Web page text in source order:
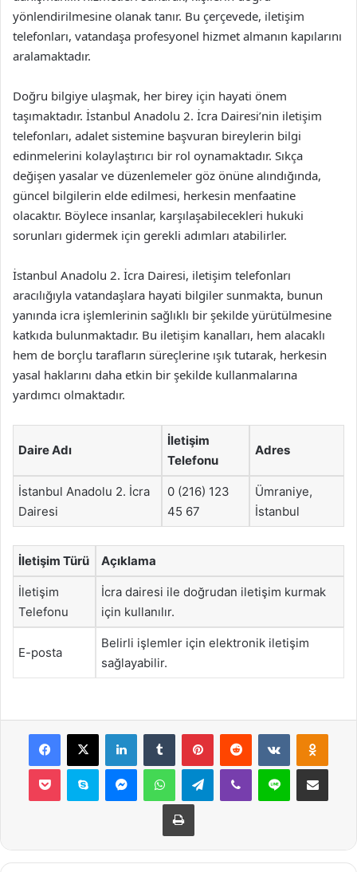
yönlendirilmesine olanak tanır. Bu çerçevede, iletişim
telefonları, vatandaşa profesyonel hizmet almanın kapılarını
aralamaktadır.
Doğru bilgiye ulaşmak, her birey için hayati önem
taşımaktadır. İstanbul Anadolu 2. İcra Dairesi’nin iletişim
telefonları, adalet sistemine başvuran bireylerin bilgi
edinmelerini kolaylaştırıcı bir rol oynamaktadır. Sıkça
değişen yasalar ve düzenlemeler göz önüne alındığında,
güncel bilgilerin elde edilmesi, herkesin menfaatine
olacaktır. Böylece insanlar, karşılaşabilecekleri hukuki
sorunları gidermek için gerekli adımları atabilirler.
İstanbul Anadolu 2. İcra Dairesi, iletişim telefonları
aracılığıyla vatandaşlara hayati bilgiler sunmakta, bunun
yanında icra işlemlerinin sağlıklı bir şekilde yürütülmesine
katkıda bulunmaktadır. Bu iletişim kanalları, hem alacaklı
hem de borçlu tarafların süreçlerine ışık tutarak, herkesin
yasal haklarını daha etkin bir şekilde kullanmalarına
yardımcı olmaktadır.
Daire Adı
İletişim
Telefonu
Adres
İstanbul Anadolu 2. İcra
Dairesi
0 (216) 123
45 67
Ümraniye,
İstanbul
İletişim Türü Açıklama
İletişim
Telefonu
İcra dairesi ile doğrudan iletişim kurmak
için kullanılır.
E-posta
Belirli işlemler için elektronik iletişim
sağlayabilir.
Facebook
X LinkedInTumblr PinterestReddit VKontakte
Pocket Skype MessengerWhatsAppTelegramViber Line E-Posta ile
Yazdır